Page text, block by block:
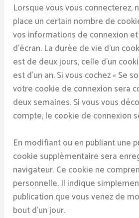
Lorsque vous vous connecterez,
place un certain nombre de
vos informations de connexion
d’écran. La durée de vie d’un
est de deux jours, celle d’un
est d’un an. Si vous cochez « Se
votre cookie de connexion sera
deux semaines. Si vous vous
compte, le cookie de connexion
En modifiant ou en publiant une
cookie supplémentaire sera
navigateur. Ce cookie ne
personnelle. Il indique
publication que vous venez de
bout d’un jour.